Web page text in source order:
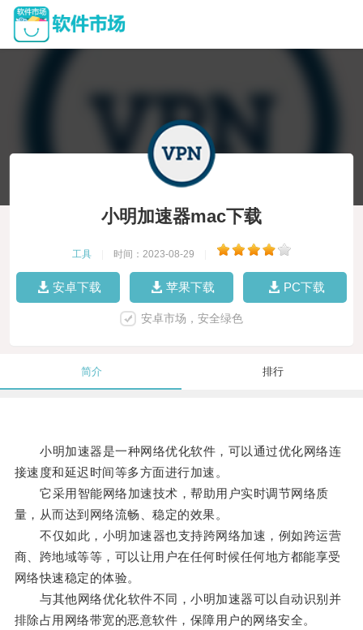
小明加速器mac下载
工具 时间：2023-08-29
安卓下载 苹果下载 PC下载
安卓市场，安全绿色
简介 排行
小明加速器是一种网络优化软件，可以通过优化网络连
接速度和延迟时间等多方面进行加速。
它采用智能网络加速技术，帮助用户实时调节网络质
量，从而达到网络流畅、稳定的效果。
不仅如此，小明加速器也支持跨网络加速，例如跨运营
商、跨地域等等，可以让用户在任何时候任何地方都能享受
网络快速稳定的体验。
与其他网络优化软件不同，小明加速器可以自动识别并
排除占用网络带宽的恶意软件，保障用户的网络安全。